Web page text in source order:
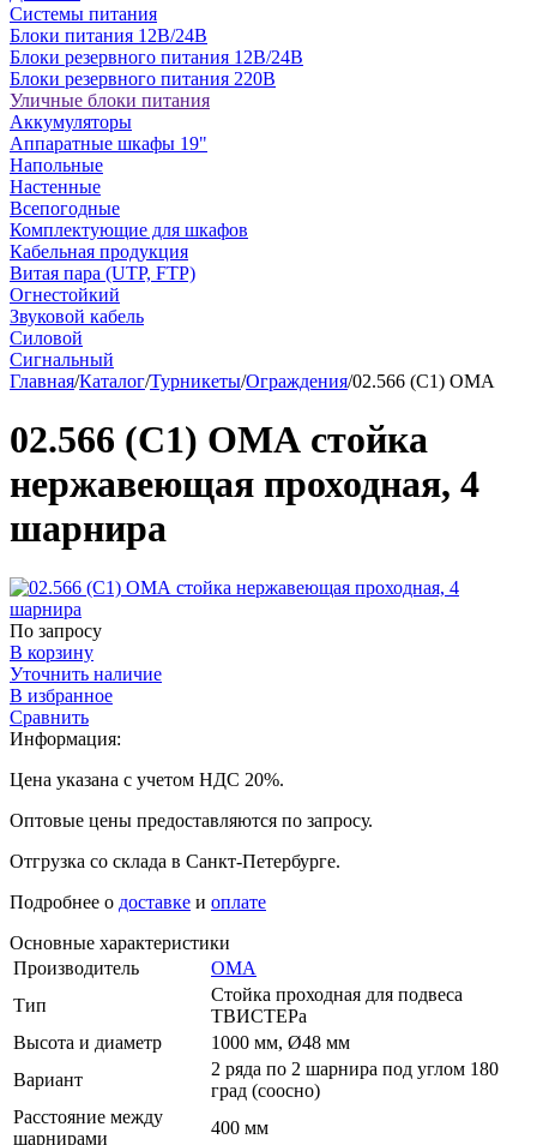
Системы питания
Блоки питания 12В/24В
Блоки резервного питания 12В/24В
Блоки резервного питания 220В
Уличные блоки питания
Аккумуляторы
Аппаратные шкафы 19"
Напольные
Настенные
Всепогодные
Комплектующие для шкафов
Кабельная продукция
Витая пара (UTP, FTP)
Огнестойкий
Звуковой кабель
Силовой
Сигнальный
Главная/Каталог/Турникеты/Ограждения/02.566 (C1) ОМА
02.566 (C1) ОМА стойка
нержавеющая проходная, 4
шарнира
По запросу
В корзину
Уточнить наличие
В избранное
Сравнить
Информация:
Цена указана с учетом НДС 20%.
Оптовые цены предоставляются по запросу.
Отгрузка со склада в Санкт-Петербурге.
Подробнее о доставке и оплате
Основные характеристики
Производитель
ОМА
Тип
Стойка проходная для подвеса
ТВИСТЕРа
Высота и диаметр
1000 мм, Ø48 мм
Вариант
2 ряда по 2 шарнира под углом 180
град (соосно)
Расстояние между
шарнирами
400 мм